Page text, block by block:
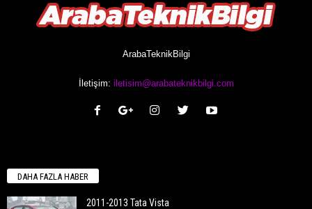
ArabaTeknikBilgi
İletişim: iletisim@arabateknikbilgi.com
DAHA FAZLA HABER
2011-2013 Tata Vista